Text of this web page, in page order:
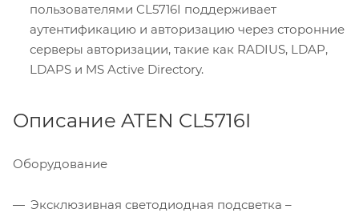
пользователями CL5716I поддерживает
аутентификацию и авторизацию через сторонние
серверы авторизации, такие как RADIUS, LDAP,
LDAPS и MS Active Directory.
Описание ATEN CL5716I
Оборудование
Эксклюзивная светодиодная подсветка –